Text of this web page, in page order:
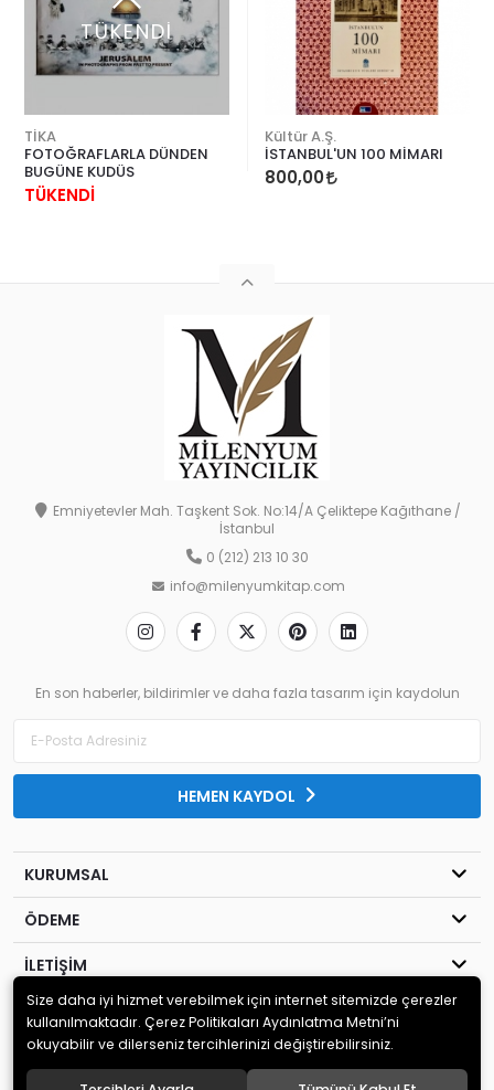
TÜKENDİ
TİKA
FOTOĞRAFLARLA DÜNDEN
BUGÜNE KUDÜS
TÜKENDİ
Kültür A.Ş.
İSTANBUL'UN 100 MİMARI
800,00
Emniyetevler Mah. Taşkent Sok. No:14/A Çeliktepe Kağıthane /
İstanbul
0 (212) 213 10 30
info@milenyumkitap.com
En son haberler, bildirimler ve daha fazla tasarım için kaydolun
HEMEN KAYDOL
KURUMSAL
ÖDEME
İLETİŞİM
© 2020MİLENYUM YAYINCILIK. Tüm hakları saklıdır.
Size daha iyi hizmet verebilmek için internet sitemizde çerezler
kullanılmaktadır. Çerez Politikaları Aydınlatma Metni’ni
okuyabilir ve dilerseniz tercihlerinizi değiştirebilirsiniz.